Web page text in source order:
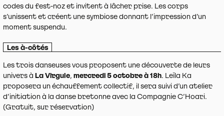
codes du fest-noz et invitent à lâcher prise. Les corps
s’unissent et créent une symbiose donnant l’impression d’un
moment suspendu.
Les à-côtés
Les trois danseuses vous proposent une découverte de leurs
univers àLa Virgule,mercredi 5 octobre à 18h. Leïla Ka
proposera un échauffement collectif, il sera suivi d’un atelier
d’initiation à la danse bretonne avec la Compagnie C’Hoari.
(Gratuit, sur réservation)